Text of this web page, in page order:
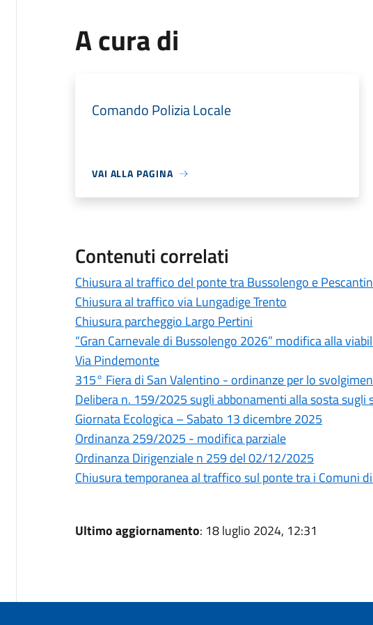
A cura di
Comando Polizia Locale
VAI ALLA PAGINA
Contenuti correlati
Chiusura al traffico del ponte tra Bussolengo e
Chiusura al traffico via Lungadige Trento
Chiusura parcheggio Largo Pertini
“Gran Carnevale di Bussolengo 2026” modifica alla
Via Pindemonte
315° Fiera di San Valentino - ordinanze per lo
Delibera n. 159/2025 sugli abbonamenti alla sosta sugli
Giornata Ecologica – Sabato 13 dicembre 2025
Ordinanza 259/2025 - modifica parziale
Ordinanza Dirigenziale n 259 del 02/12/2025
Chiusura temporanea al traffico sul ponte tra i Comuni
Ultimo aggiornamento: 18 luglio 2024, 12:31